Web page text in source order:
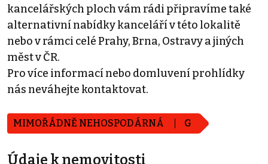
kancelářských ploch vám rádi připravíme také
alternativní nabídky kanceláří v této lokalitě
nebo v rámci celé Prahy, Brna, Ostravy a jiných
měst v ČR.
Pro více informací nebo domluvení prohlídky
nás neváhejte kontaktovat.
MIMOŘÁDNĚ NEHOSPODÁRNÁ G
Údaje k nemovitosti